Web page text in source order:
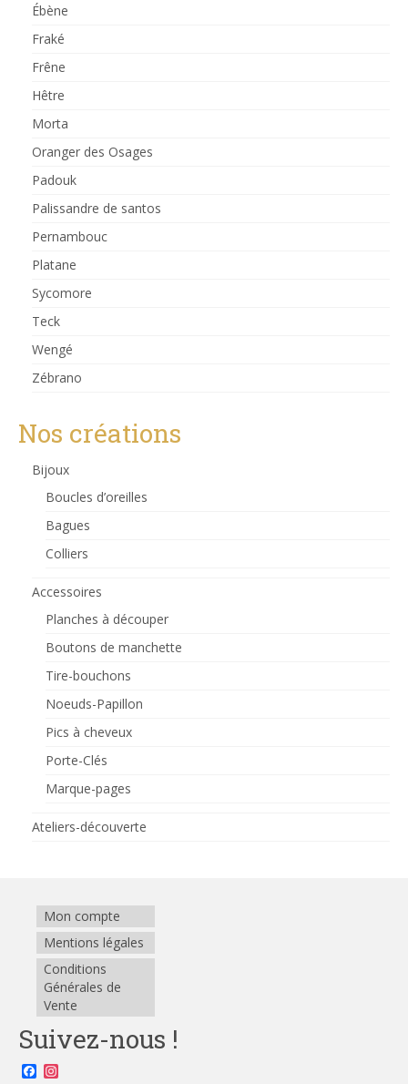
Ébène
Fraké
Frêne
Hêtre
Morta
Oranger des Osages
Padouk
Palissandre de santos
Pernambouc
Platane
Sycomore
Teck
Wengé
Zébrano
Nos créations
Bijoux
Boucles d’oreilles
Bagues
Colliers
Accessoires
Planches à découper
Boutons de manchette
Tire-bouchons
Noeuds-Papillon
Pics à cheveux
Porte-Clés
Marque-pages
Ateliers-découverte
Mon compte
Mentions légales
Conditions
Générales de
Vente
Suivez-nous !
Facebook